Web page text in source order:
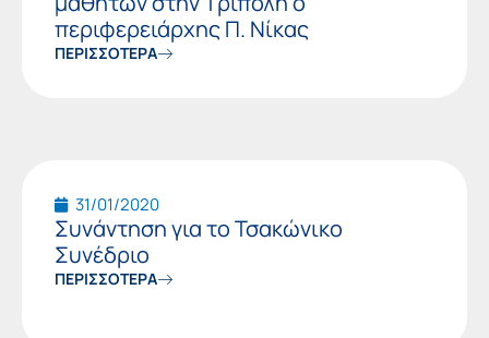
περιφερειάρχης Π. Νίκας
ΠΕΡΙΣΣΟΤΕΡΑ
31/01/2020
Συνάντηση για το Τσακώνικο
Συνέδριο
ΠΕΡΙΣΣΟΤΕΡΑ